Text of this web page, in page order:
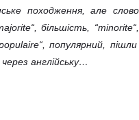
походження, але слово
“, більшість, “minorite“,
“, популярний, пішли
англійську…